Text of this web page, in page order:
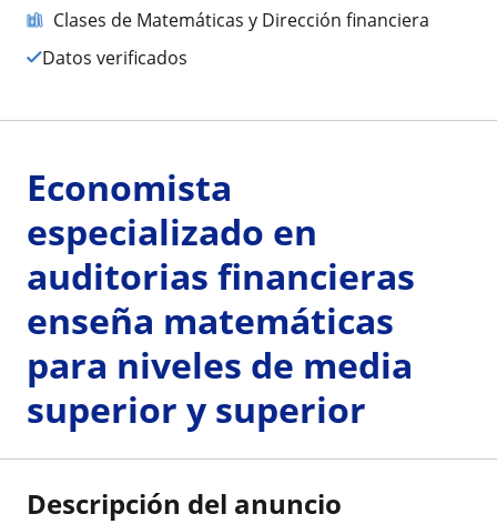
Clases de Matemáticas y Dirección financiera
Datos verificados
Economista
especializado en
auditorias financieras
enseña matemáticas
para niveles de media
superior y superior
Descripción del anuncio